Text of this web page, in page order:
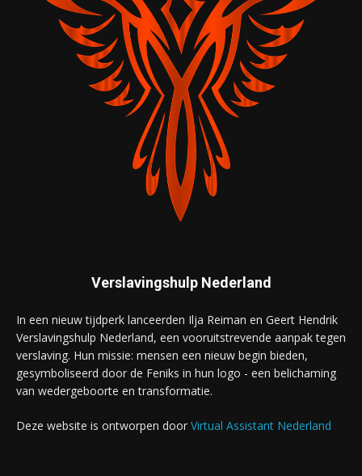
Verslavingshulp Nederland
In een nieuw tijdperk lanceerden Ilja Reiman en Geert Hendrik
Verslavingshulp Nederland, een vooruitstrevende aanpak tegen
verslaving. Hun missie: mensen een nieuw begin bieden,
gesymboliseerd door de Feniks in hun logo - een belichaming
van wedergeboorte en transformatie.
Deze website is ontworpen door Virtual Assistant Nederland